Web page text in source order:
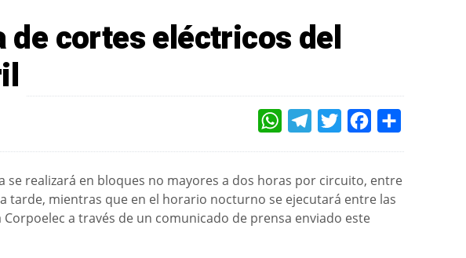
de cortes eléctricos del
WHATSAPPTELEGRAMTWITTERFACEBOOK
se realizará en bloques no mayores a dos horas por circuito, entre
tarde, mientras que en el horario nocturno se ejecutará entre las
Corpoelec a través de un comunicado de prensa enviado este